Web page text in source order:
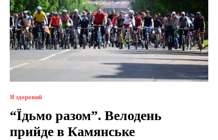
Я здоровий
“Їдьмо разом”. Велодень
прийде в Камянське